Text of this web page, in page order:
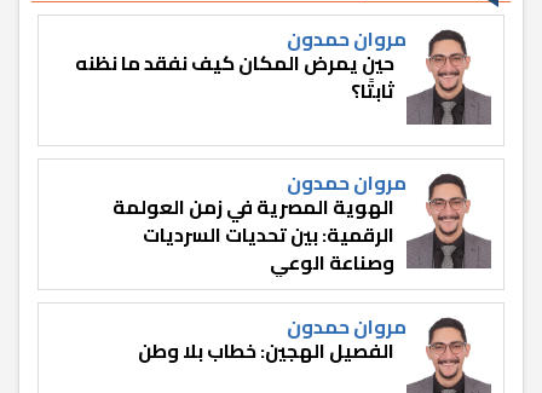
مروان حمدون
حين يمرض المكان كيف نفقد ما نظنه
ثابتًا؟
مروان حمدون
الهوية المصرية في زمن العولمة
الرقمية: بين تحديات السرديات
وصناعة الوعي
مروان حمدون
الفصيل الهجين: خطاب بلا وطن